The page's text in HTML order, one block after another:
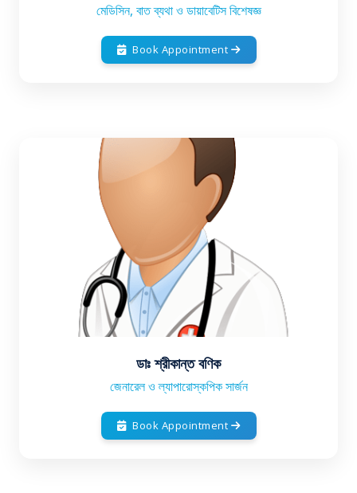
মেডিসিন, বাত ব্যথা ও ডায়াবেটিস বিশেষজ্ঞ
Book Appointment
ডাঃ শ্রীকান্ত বণিক
জেনারেল ও ল্যাপারোস্কপিক সার্জন
Book Appointment